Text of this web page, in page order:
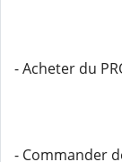
- Acheter du
- Commander